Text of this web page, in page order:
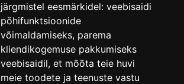
järgmistel eesmärkidel: veebisaidi
põhifunktsioonide
võimaldamiseks, parema
kliendikogemuse pakkumiseks
veebisaidil, et mõõta teie huvi
meie toodete ja teenuste vastu
Tallinna Linnamuuseum
Vene 17